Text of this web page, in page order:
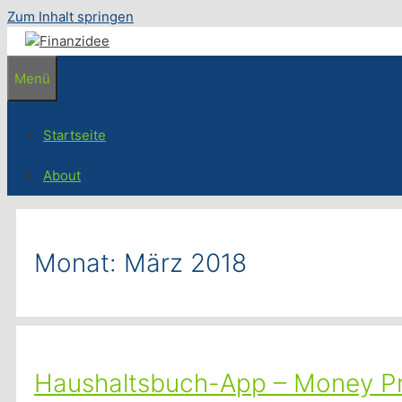
Zum Inhalt springen
Menü
Startseite
About
Monat: März 2018
Haushaltsbuch-App – Money